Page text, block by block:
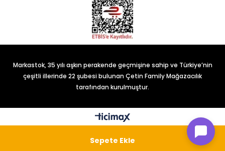
Markastok, 35 yılı aşkın perakende geçmişine sahip ve Türkiye’nin
çeşitli illerinde 22 şubesi bulunan Çetin Family Mağazacılık
tarafından kurulmuştur.